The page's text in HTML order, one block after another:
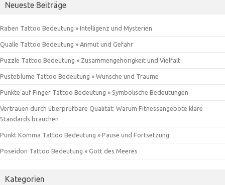
Neueste Beiträge
Raben Tattoo Bedeutung » Intelligenz und Mysterien
Qualle Tattoo Bedeutung » Anmut und Gefahr
Puzzle Tattoo Bedeutung » Zusammengehörigkeit und Vielfalt
Pusteblume Tattoo Bedeutung » Wünsche und Träume
Punkte auf Finger Tattoo Bedeutung » Symbolische Bedeutungen
Vertrauen durch überprüfbare Qualität: Warum Fitnessangebote klare
Standards brauchen
Punkt Komma Tattoo Bedeutung » Pause und Fortsetzung
Poseidon Tattoo Bedeutung » Gott des Meeres
Kategorien